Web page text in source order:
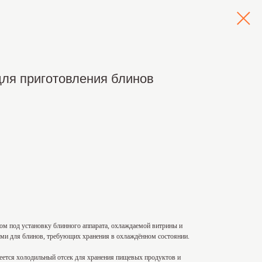
приготовления блинов
под установку блинного аппарата, охлаждаемой витрины и
для блинов, требующих хранения в охлаждённом состоянии.
холодильный отсек для хранения пищевых продуктов и